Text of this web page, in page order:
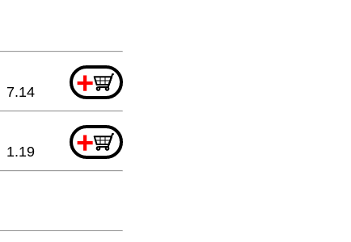
+
7.14
+
1.19